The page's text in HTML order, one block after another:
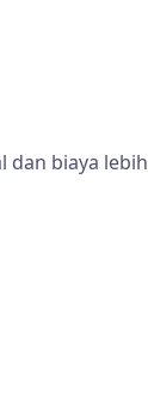
dan biaya lebih